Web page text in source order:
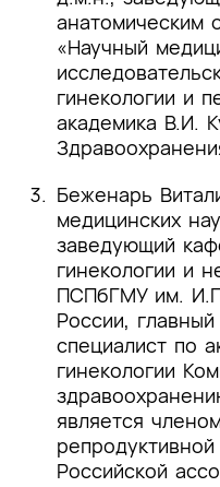
[6]Capmas P.,
Fedida D.,
hysteroscopy: A
Gynecol Obstet
[7]Schnatz PF,
Cervical polyps in
is there a
2009.
[8]Schnatz P. F.,
Cervical polyps in
is there a
2009.
[9]Tirlapur S. A. et
study of cervical
gynecology and
– С. 535-538.
анатомическим
«Научный
гинекологии и
академика В.И.
Беженарь
медицинских
заведующий
гинекологии и
ПСПбГМУ им.
России,
специалист по
гинекологии
является
Российской